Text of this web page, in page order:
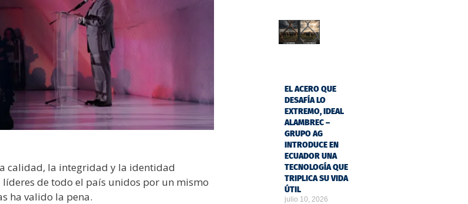
calidad, la integridad y la identidad
de todo el país unidos por un mismo
ha valido la pena.
EL ACERO QUE
DESAFÍA LO
EXTREMO, IDEAL
ALAMBREC –
GRUPO AG
INTRODUCE EN
ECUADOR UNA
TECNOLOGÍA QUE
TRIPLICA SU VIDA
ÚTIL
julio 10, 2026